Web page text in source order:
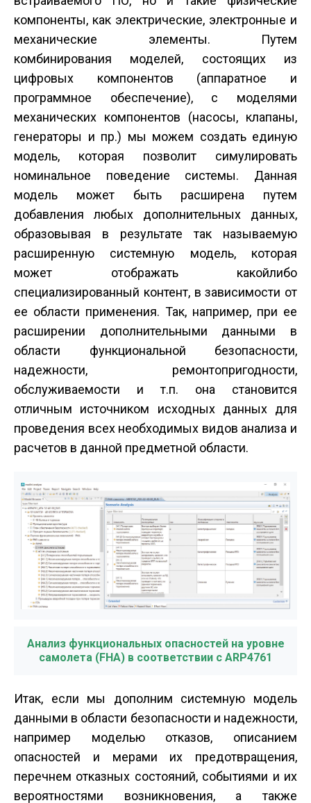
компоненты, как электрические, электронные и
механические элементы. Путем
комбинирования моделей, состоящих из
цифровых компонентов (аппаратное и
программное обеспечение), с моделями
механических компонентов (насосы, клапаны,
генераторы и пр.) мы можем создать единую
модель, которая позволит симулировать
номинальное поведение системы. Данная
модель может быть расширена путем
добавления любых дополнительных данных,
образовывая в результате так называемую
расширенную системную модель, которая
может отображать какой­либо
специализированный контент, в зависимости от
ее области применения. Так, например, при ее
расширении дополнительными данными в
области функциональной безопасности,
надежности, ремонтопригодности,
обслуживаемости и т.п. она становится
отличным источником исходных данных для
проведения всех необходимых видов анализа и
расчетов в данной предметной области.
Анализ функциональных опасностей на уровне
самолета (FHA) в соответствии с ARP4761
Итак, если мы дополним системную модель
данными в области безопасности и надежности,
например моделью отказов, описанием
опасностей и мерами их предотвращения,
перечнем отказных состояний, событиями и их
вероятностями возникновения, а также